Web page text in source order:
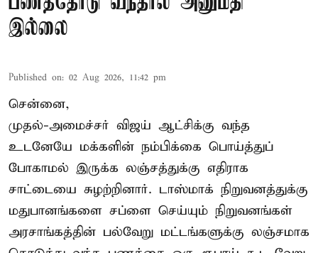
இல்லை
Published on: 02 Aug 2026, 11:42 pm
சென்னை,
முதல்-அமைச்சர் விஜய் ஆட்சிக்கு வந்த
உடனேயே மக்களின் நம்பிக்கை பொய்த்துப்
போகாமல் இருக்க லஞ்சத்துக்கு எதிராக
சாட்டையை சுழற்றினார். டாஸ்மாக் நிறுவனத்துக்கு
மதுபானங்களை சப்ளை செய்யும் நிறுவனங்கள்
அரசாங்கத்தின் பல்வேறு மட்டங்களுக்கு லஞ்சமாக